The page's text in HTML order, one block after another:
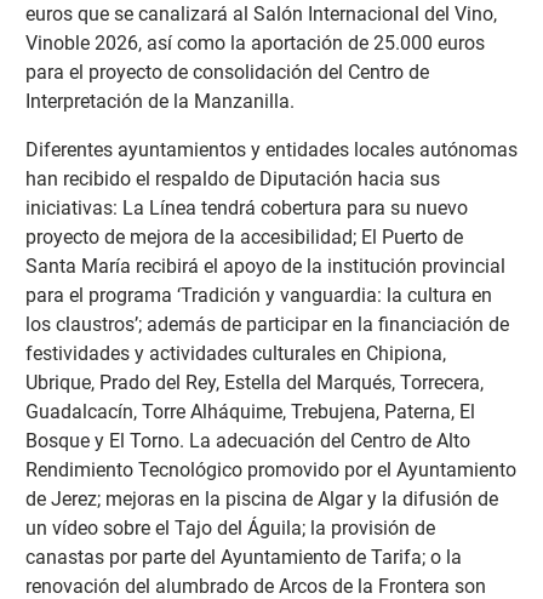
euros que se canalizará al Salón Internacional del Vino,
Vinoble 2026, así como la aportación de 25.000 euros
para el proyecto de consolidación del Centro de
Interpretación de la Manzanilla.
Diferentes ayuntamientos y entidades locales autónomas
han recibido el respaldo de Diputación hacia sus
iniciativas: La Línea tendrá cobertura para su nuevo
proyecto de mejora de la accesibilidad; El Puerto de
Santa María recibirá el apoyo de la institución provincial
para el programa ‘Tradición y vanguardia: la cultura en
los claustros’; además de participar en la financiación de
festividades y actividades culturales en Chipiona,
Ubrique, Prado del Rey, Estella del Marqués, Torrecera,
Guadalcacín, Torre Alháquime, Trebujena, Paterna, El
Bosque y El Torno. La adecuación del Centro de Alto
Rendimiento Tecnológico promovido por el Ayuntamiento
de Jerez; mejoras en la piscina de Algar y la difusión de
un vídeo sobre el Tajo del Águila; la provisión de
canastas por parte del Ayuntamiento de Tarifa; o la
renovación del alumbrado de Arcos de la Frontera son